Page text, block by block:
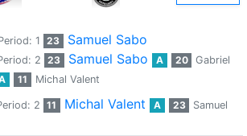
1 23 Samuel Sabo
2 23 Samuel Sabo A 20
Gabriel
11 Michal Valent
2 11 Michal Valent A 23
Samuel